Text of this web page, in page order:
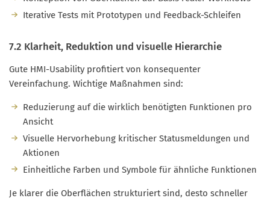
Iterative Tests mit Prototypen und Feedback-Schleifen
7.2 Klarheit, Reduktion und visuelle Hierarchie
Gute HMI-Usability profitiert von konsequenter
Vereinfachung. Wichtige Maßnahmen sind:
Reduzierung auf die wirklich benötigten Funktionen pro
Ansicht
Visuelle Hervorhebung kritischer Statusmeldungen und
Aktionen
Einheitliche Farben und Symbole für ähnliche Funktionen
Je klarer die Oberflächen strukturiert sind, desto schneller